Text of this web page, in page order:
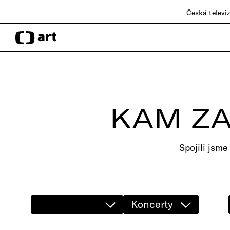
Česká
KAM
Spojili
Koncerty